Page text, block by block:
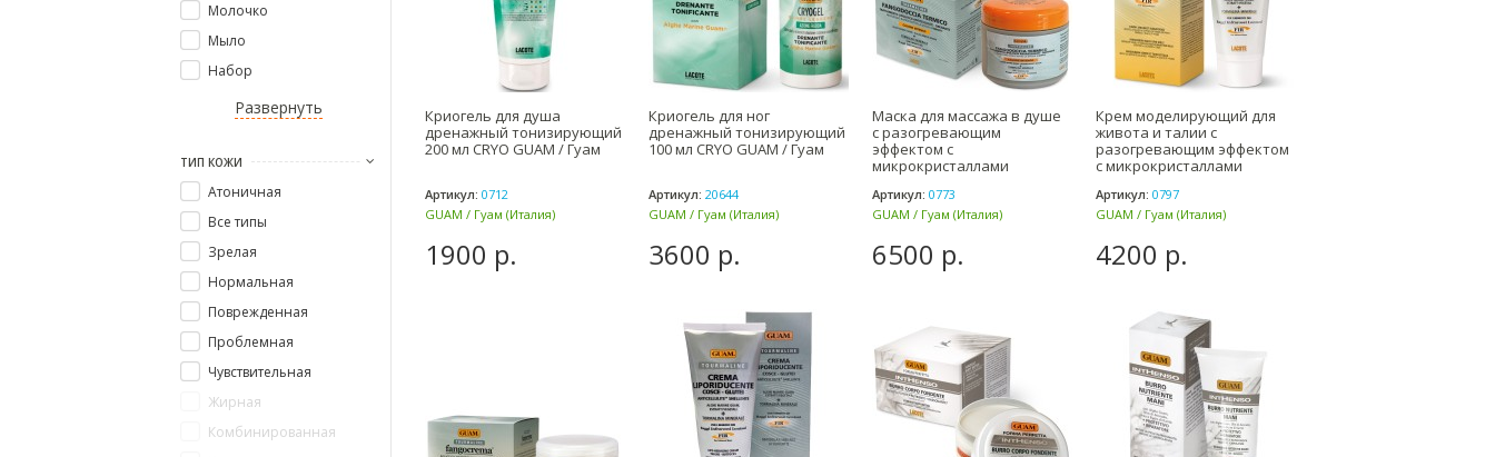
Молочко
Мыло
Набор
Развернуть
ТИП КОЖИ
Атоничная
Все типы
Зрелая
Нормальная
Поврежденная
Проблемная
Чувствительная
Жирная
Комбинированная
Криогель для душа
дренажный тонизирующий
200 мл CRYO GUAM / Гуам
Артикул: 0712
GUAM / Гуам (Италия)
1900 р.
Криогель для ног
дренажный тонизирующий
100 мл CRYO GUAM / Гуам
Артикул: 20644
GUAM / Гуам (Италия)
3600 р.
Маска для массажа в душе
с разогревающим
эффектом с
микрокристаллами
Артикул: 0773
GUAM / Гуам (Италия)
6500 р.
Крем моделирующий для
живота и талии с
разогревающим эффектом
с микрокристаллами
Артикул: 0797
GUAM / Гуам (Италия)
4200 р.